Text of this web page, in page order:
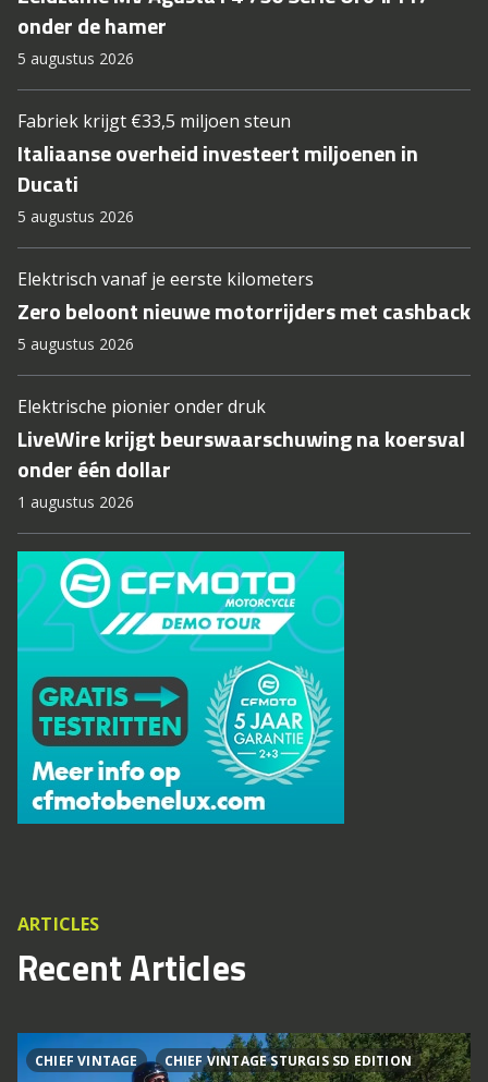
onder de hamer
5 augustus 2026
Fabriek krijgt €33,5 miljoen steun
Italiaanse overheid investeert miljoenen in
Ducati
5 augustus 2026
Elektrisch vanaf je eerste kilometers
Zero beloont nieuwe motorrijders met cashback
5 augustus 2026
Elektrische pionier onder druk
LiveWire krijgt beurswaarschuwing na koersval
onder één dollar
1 augustus 2026
ARTICLES
Recent Articles
CHIEF VINTAGE CHIEF VINTAGE STURGIS SD EDITION